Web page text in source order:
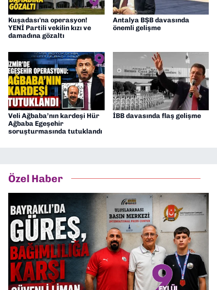
Kuşadası'na operasyon!
YENİ Partili vekilin kızı ve
damadına gözaltı
Antalya BŞB davasında
önemli gelişme
Veli Ağbaba’nın kardeşi Hür
Ağbaba Egeşehir
soruşturmasında tutuklandı
İBB davasında flaş gelişme
Özel Haber